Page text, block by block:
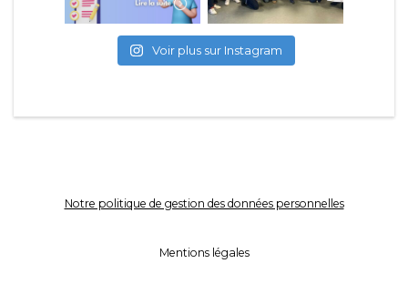
Voir plus sur Instagram
Notre politique de gestion des données personnelles
Mentions légales